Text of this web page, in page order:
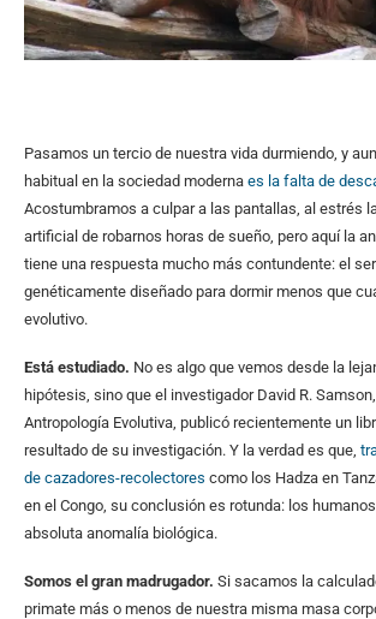
Pasamos un tercio de nuestra vida durmiendo, y
habitual en la sociedad moderna es la falta de
Acostumbramos a culpar a las pantallas, al estrés
artificial de robarnos horas de sueño, pero aquí la
tiene una respuesta mucho más contundente: el
genéticamente diseñado para dormir menos que
evolutivo.
Está estudiado. No es algo que vemos desde la
hipótesis, sino que el investigador David R.
Antropología Evolutiva, publicó recientemente un
resultado de su investigación. Y la verdad es que,
de cazadores-recolectores como los Hadza en
en el Congo, su conclusión es rotunda: los
absoluta anomalía biológica.
Somos el gran madrugador. Si sacamos la
primate más o menos de nuestra misma masa